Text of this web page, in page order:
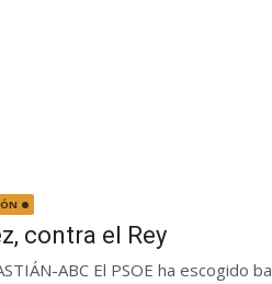
contra el Rey
ABC El PSOE ha escogido